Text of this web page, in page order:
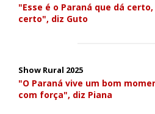
"Esse é o Paraná que dá
certo", diz Guto
Show Rural 2025
"O Paraná vive um bom
com força", diz Piana